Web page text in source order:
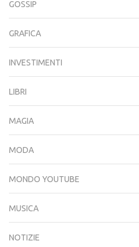
GOSSIP
GRAFICA
INVESTIMENTI
LIBRI
MAGIA
MODA
MONDO YOUTUBE
MUSICA
NOTIZIE